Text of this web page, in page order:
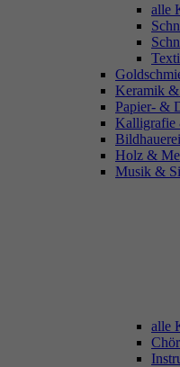
alle
Keramik
Papier- &
Kalligrafie
Bildhauerei
Holz &
Musik &
alle